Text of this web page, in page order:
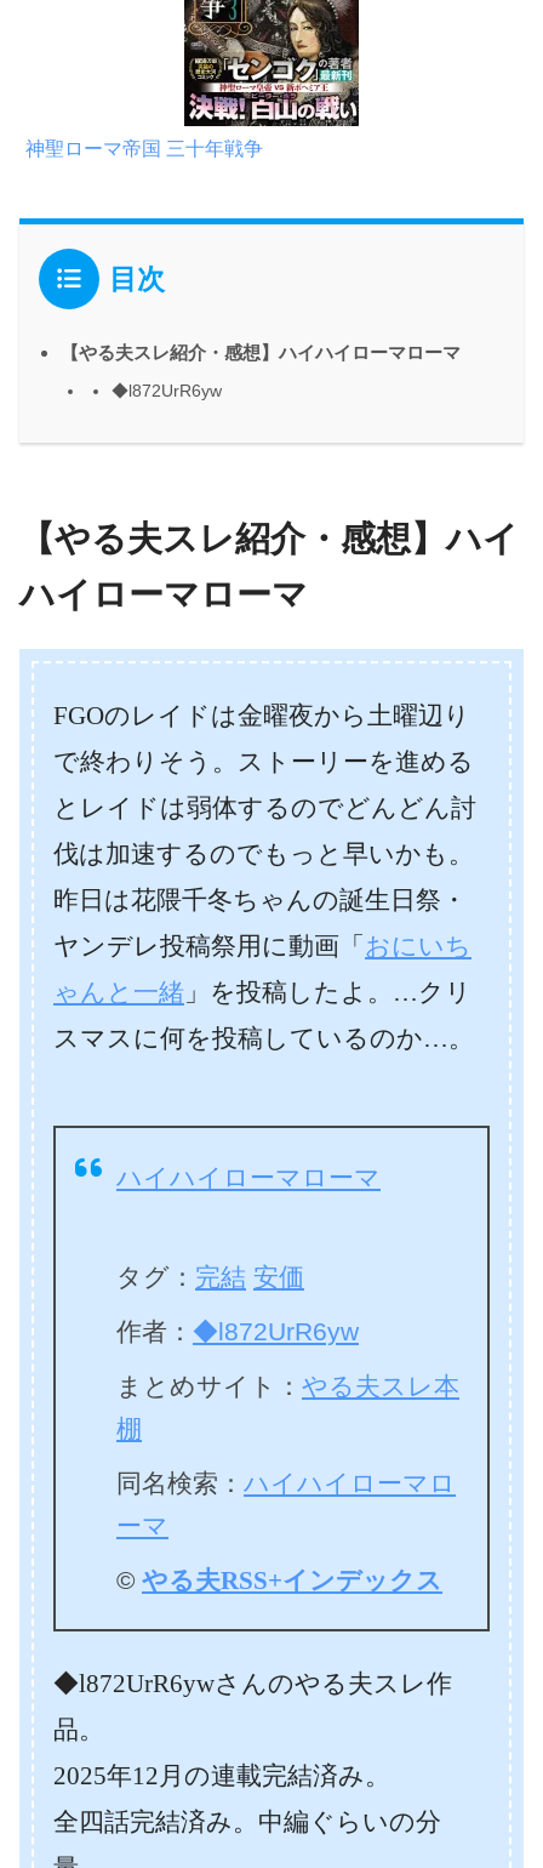
神聖ローマ帝国 三十年戦争
目次
【やる夫スレ紹介・感想】ハイハイローマローマ
◆l872UrR6yw
【やる夫スレ紹介・感想】ハイ
ハイローマローマ
FGOのレイドは金曜夜から土曜辺り
で終わりそう。ストーリーを進める
とレイドは弱体するのでどんどん討
伐は加速するのでもっと早いかも。
昨日は花隈千冬ちゃんの誕生日祭・
ヤンデレ投稿祭用に動画「 おにいち
ゃんと一緒 」を投稿したよ。…クリ
スマスに何を投稿しているのか…。
ハイハイローマローマ
タグ： 完結 安価
作者： ◆l872UrR6yw
まとめサイト： やる夫スレ本
棚
同名検索： ハイハイローマロ
ーマ
© やる夫RSS+インデックス
◆l872UrR6ywさんのやる夫スレ作
品。
2025年12月の連載完結済み。
全四話完結済み。中編ぐらいの分